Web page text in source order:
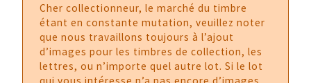
Cher collectionneur, le marché du timbre
étant en constante mutation, veuillez noter
que nous travaillons toujours à l’ajout
d’images pour les timbres de collection, les
lettres, ou n’importe quel autre lot. Si le lot